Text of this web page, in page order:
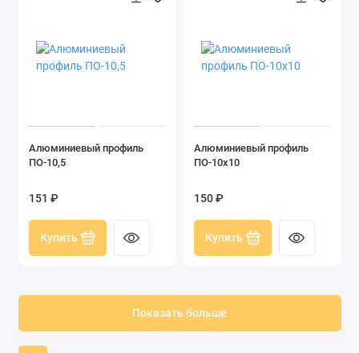
Алюминиевый профиль
ПО-10,5
151 ₽
Купить
Алюминиевый профиль
ПО-10x10
150 ₽
Купить
Показать больше